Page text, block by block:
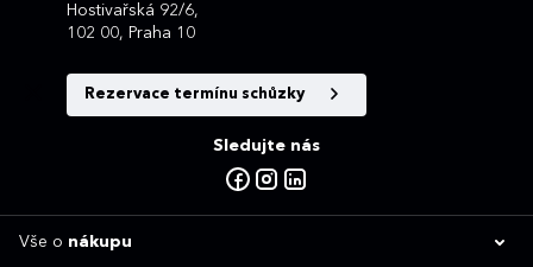
Hostivařská 92/6,
102 00, Praha 10
Rezervace termínu schůzky
Sledujte nás
Vše o nákupu